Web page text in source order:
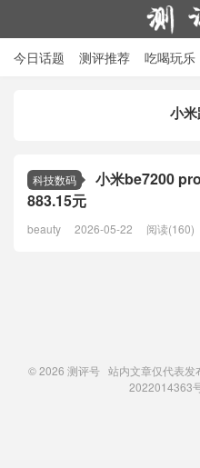
今日话题 测评推荐 吃喝玩乐
小
科技数码
小米be7200
883.15元
beauty 2026-05-22 阅读(160)
© 2026 测评号站内文章仅代表发
2022014363